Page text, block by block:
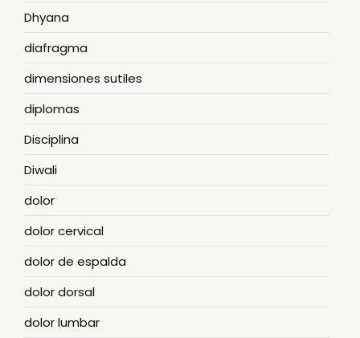
Dhyana
diafragma
dimensiones sutiles
diplomas
Disciplina
Diwali
dolor
dolor cervical
dolor de espalda
dolor dorsal
dolor lumbar